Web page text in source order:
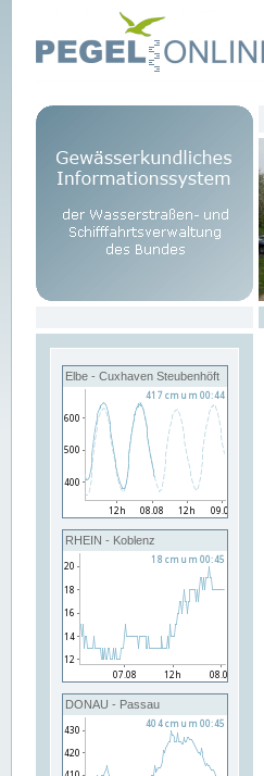
Elbe - Cuxhaven Steubenhöft
RHEIN - Koblenz
DONAU - Passau